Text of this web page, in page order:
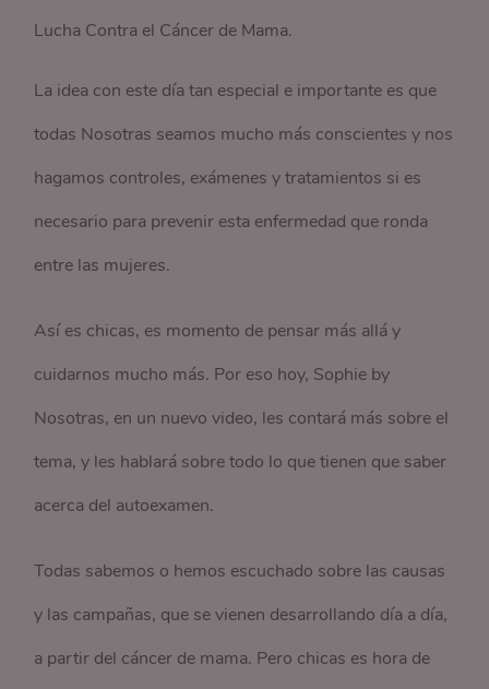
Lucha Contra el Cáncer de Mama.
La idea con este día tan especial e importante es que
todas Nosotras seamos mucho más conscientes y nos
hagamos controles, exámenes y tratamientos si es
necesario para prevenir esta enfermedad que ronda
entre las mujeres.
Así es chicas, es momento de pensar más allá y
cuidarnos mucho más. Por eso hoy, Sophie by
Nosotras, en un nuevo video, les contará más sobre el
tema, y les hablará sobre todo lo que tienen que saber
acerca del autoexamen.
Todas sabemos o hemos escuchado sobre las causas
y las campañas, que se vienen desarrollando día a día,
a partir del cáncer de mama. Pero chicas es hora de